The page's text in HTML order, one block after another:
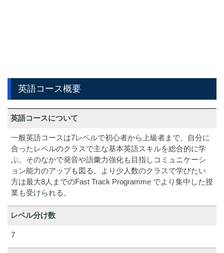
英語コース概要
英語コースについて
一般英語コースは7レベルで初心者から上級者まで、自分に
合ったレベルのクラスで主な基本英語スキルを総合的に学
ぶ。そのなかで発音や語彙力強化も目指しコミュニケーシ
ョン能力のアップも図る。より少人数のクラスで学びたい
方は最大8人までのFast Track Programme でより集中した授
業も受けられる。
レベル分け数
7